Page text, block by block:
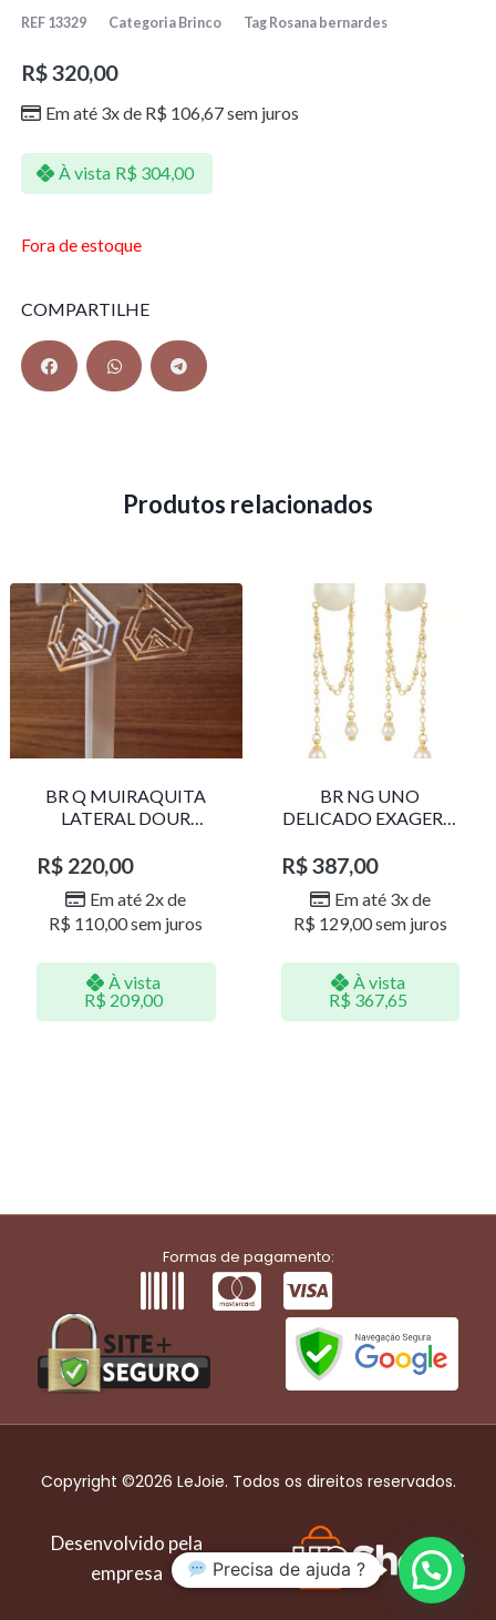
REF 13329 Categoria Brinco Tag Rosana bernardes
R$320,00
Em até 3x de R$ 106,67sem juros
À vista R$ 304,00
Fora de estoque
COMPARTILHE
Produtos relacionados
BR Q MUIRAQUITA
LATERAL DOUR
R$ 220,00
Em até 2x de
R$ 110,00sem juros
À vista
R$ 209,00
BR NG UNO
DELICADO EXAGERO
R$387,00
Em até 3x de
R$ 129,00sem juros
À vista
R$ 367,65
Formas de pagamento:
Copyright ©2026 LeJoie. Todos os direitos reservados.
Desenvolvido pela
empresa
Precisa de ajuda ?